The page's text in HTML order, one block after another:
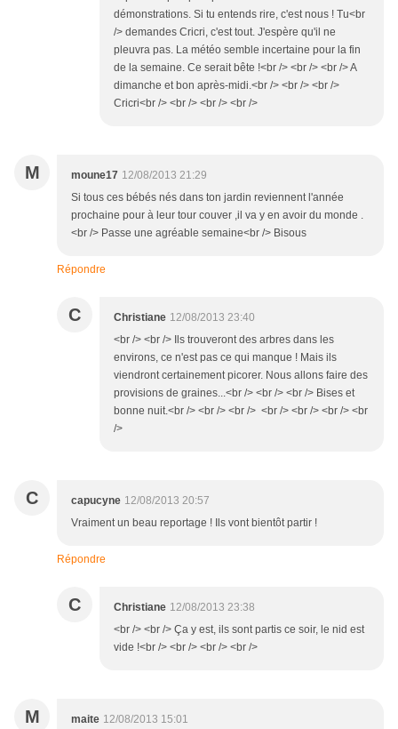
démonstrations. Si tu entends rire, c'est nous ! Tu<br
/> demandes Cricri, c'est tout. J'espère qu'il ne
pleuvra pas. La météo semble incertaine pour la fin
de la semaine. Ce serait bête !<br /> <br /> <br /> A
dimanche et bon après-midi.<br /> <br /> <br />
Cricri<br /> <br /> <br /> <br />
M moune17 12/08/2013 21:29
Si tous ces bébés nés dans ton jardin reviennent l'année
prochaine pour à leur tour couver ,il va y en avoir du monde .
<br /> Passe une agréable semaine<br /> Bisous
Répondre
C Christiane 12/08/2013 23:40
<br /> <br /> Ils trouveront des arbres dans les
environs, ce n'est pas ce qui manque ! Mais ils
viendront certainement picorer. Nous allons faire des
provisions de graines...<br /> <br /> <br /> Bises et
bonne nuit.<br /> <br /> <br /> <br /> <br /> <br /> <br
/>
C capucyne 12/08/2013 20:57
Vraiment un beau reportage ! Ils vont bientôt partir !
Répondre
C Christiane 12/08/2013 23:38
<br /> <br /> Ça y est, ils sont partis ce soir, le nid est
vide !<br /> <br /> <br /> <br />
M maite 12/08/2013 15:01